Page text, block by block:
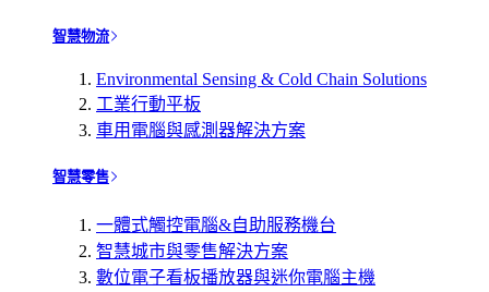
智慧物流
Environmental Sensing & Cold Chain Solutions
工業行動平板
車用電腦與感測器解決方案
智慧零售
一體式觸控電腦&自助服務機台
智慧城市與零售解決方案
數位電子看板播放器與迷你電腦主機